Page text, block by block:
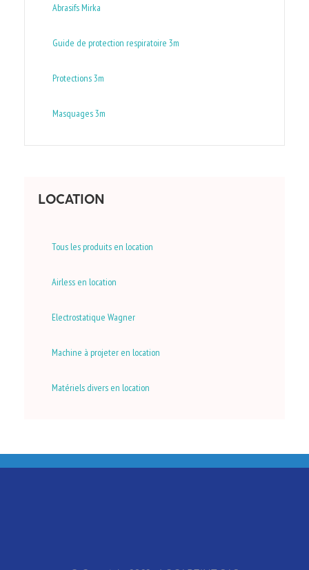
Abrasifs Mirka
Guide de protection respiratoire 3m
Protections 3m
Masquages 3m
LOCATION
Tous les produits en location
Airless en location
Electrostatique Wagner
Machine à projeter en location
Matériels divers en location